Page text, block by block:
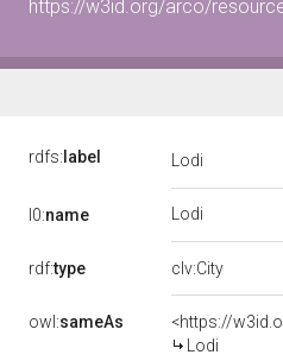
https://w3id.org/arco/
rdfs: label Lodi
l0:name Lodi
rdf:type clv:City
owl:sameAs
<https://
Lodi